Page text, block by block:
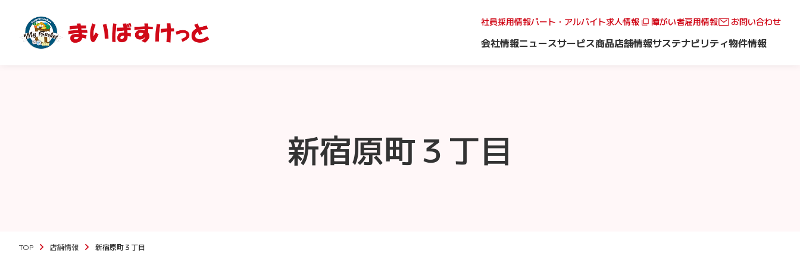
社員採用情報パート・アルバイト求人情報 障がい者雇用情報 お問い合わせ
会社情報ニュースサービス商品店舗情報サステナビリティ物件情報
新宿原町３丁目
TOP 店舗情報 新宿原町３丁目